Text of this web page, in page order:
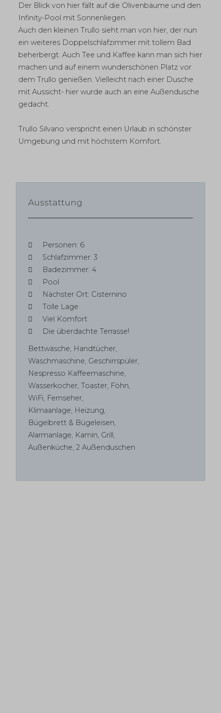
Der Blick von hier fällt auf die Olivenbäume und den
Infinity-Pool mit Sonnenliegen.
Auch den kleinen Trullo sieht man von hier, der nun
ein weiteres Doppelschlafzimmer mit tollem Bad
beherbergt. Auch Tee und Kaffee kann man sich hier
machen und auf einem wunderschönen Platz vor
dem Trullo genießen. Vielleicht nach einer Dusche
mit Aussicht- hier wurde auch an eine Außendusche
gedacht.
Trullo Silvano verspricht einen Urlaub in schönster
Umgebung und mit höchstem Komfort.
Ausstattung
Personen: 6
Schlafzimmer: 3
Badezimmer: 4
Pool
Nächster Ort: Cisternino
Tolle Lage
Viel Komfort
Die überdachte Terrasse!
Bettwäsche, Handtücher,
Waschmaschine, Geschirrspüler,
Nespresso Kaffeemaschine,
Wasserkocher, Toaster, Föhn,
WiFi, Fernseher,
Klimaanlage, Heizung,
Bügelbrett & Bügeleisen,
Alarmanlage, Kamin, Grill,
Außenküche, 2 Außenduschen